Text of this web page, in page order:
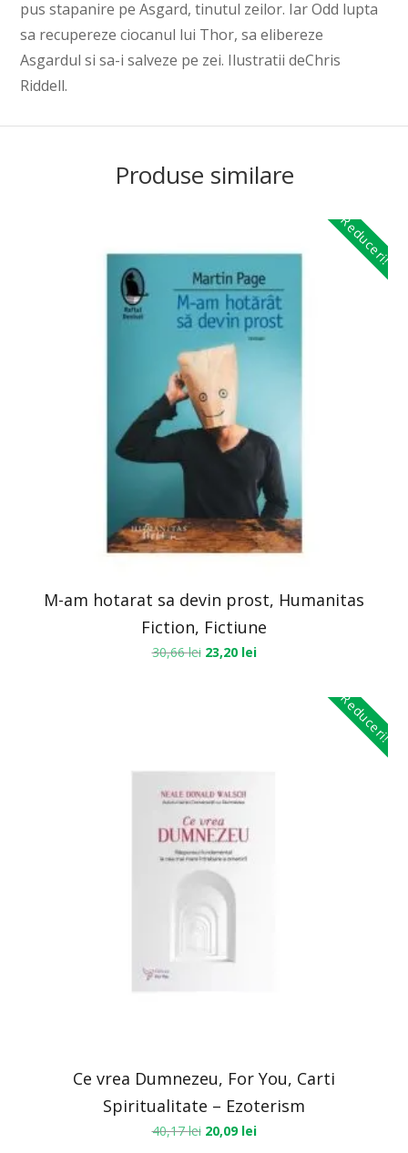
pus stapanire pe Asgard, tinutul zeilor. Iar Odd lupta
sa recupereze ciocanul lui Thor, sa elibereze
Asgardul si sa-i salveze pe zei. Ilustratii deChris
Riddell.
Produse similare
Reduceri!
M-am hotarat sa devin prost, Humanitas
Fiction, Fictiune
30,66lei 23,20 lei
Reduceri!
Ce vrea Dumnezeu, For You, Carti
Spiritualitate – Ezoterism
40,17lei 20,09 lei